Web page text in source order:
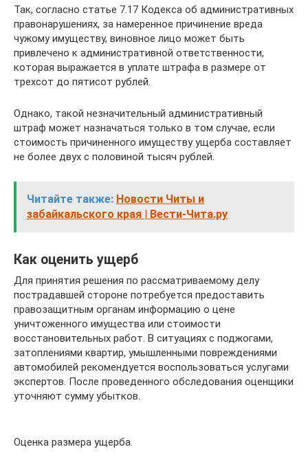
Так, согласно статье 7.17 Кодекса об административных
правонарушениях, за намеренное причинение вреда
чужому имуществу, виновное лицо может быть
привлечено к административной ответственности,
которая выражается в уплате штрафа в размере от
трехсот до пятисот рублей.
Однако, такой незначительный административный
штраф может назначаться только в том случае, если
стоимость причиненного имуществу ущерба составляет
не более двух с половиной тысяч рублей.
Читайте также: Новости Читы и
забайкальского края | Вести-Чита.ру
Как оценить ущерб
Для принятия решения по рассматриваемому делу
пострадавшей стороне потребуется предоставить
правозащитным органам информацию о цене
уничтоженного имущества или стоимости
восстановительных работ. В ситуациях с поджогами,
затоплениями квартир, умышленными повреждениями
автомобилей рекомендуется воспользоваться услугами
экспертов. После проведенного обследования оценщики
уточняют сумму убытков.
Оценка размера ущерба.